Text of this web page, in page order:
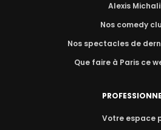
Alexis
Nos comedy
Nos spectacles de
Que faire à Paris ce
Votre espace